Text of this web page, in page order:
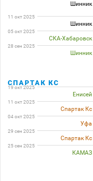
Шинник
11 окт 2025
Шинник
05 окт 2025
СКА-Хабаровск
28 сен 2025
Шинник
СПАРТАК КС
19 окт 2025
Енисей
11 окт 2025
Спартак Кс
04 окт 2025
Уфа
29 сен 2025
Спартак Кс
25 сен 2025
КАМАЗ